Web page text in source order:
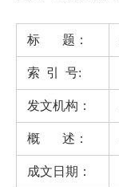
标 题：
索 引 号:
发文机构：
概 述：
成文日期：